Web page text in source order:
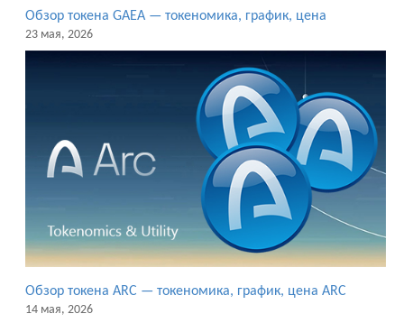
Обзор токена GAEA — токеномика, график, цена
23 мая, 2026
Обзор токена ARC — токеномика, график, цена ARC
14 мая, 2026